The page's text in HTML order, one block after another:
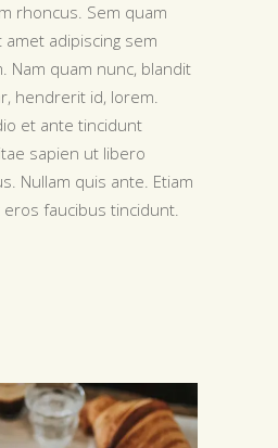
rhoncus. Sem quam
adipiscing sem
Nam quam nunc, blandit
hendrerit id, lorem.
et ante tincidunt
sapien ut libero
Nullam quis ante. Etiam
faucibus tincidunt.